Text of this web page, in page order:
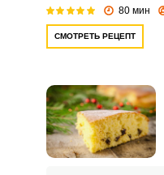
80 мин
СМОТРЕТЬ РЕЦЕПТ